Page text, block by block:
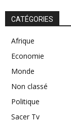
CATÉGORIES
Afrique
Economie
Monde
Non classé
Politique
Sacer Tv